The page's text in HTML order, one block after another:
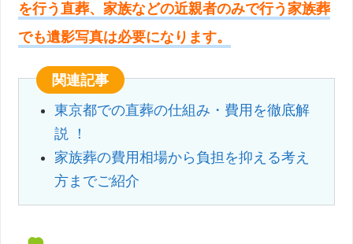
を行う直葬、家族などの近親者のみで行う家族葬
でも遺影写真は必要になります。
関連記事
東京都での直葬の仕組み・費用を徹底解
説 ！
家族葬の費用相場から負担を抑える考え
方までご紹介